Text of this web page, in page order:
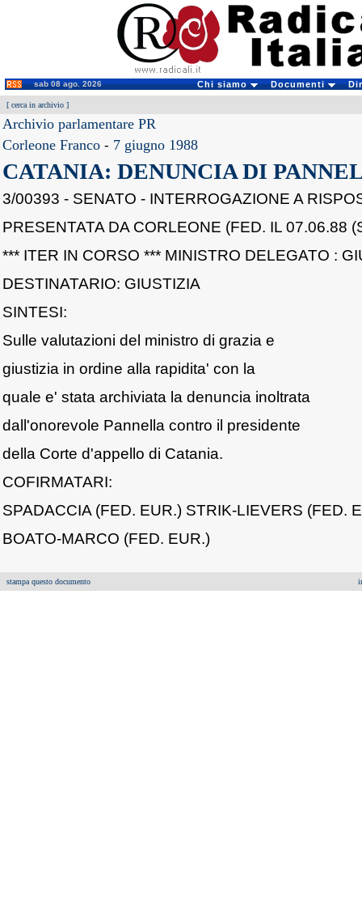
sab 08 ago. 2026 Chi siamo Documenti
[ cerca in archivio ]
Archivio parlamentare PR
Corleone Franco - 7 giugno 1988
CATANIA: DENUNCIA DI
3/00393 - SENATO - INTERROGAZIONE A
PRESENTATA DA CORLEONE (FED. IL 07.06.88
*** ITER IN CORSO *** MINISTRO DELEGATO :
DESTINATARIO: GIUSTIZIA
SINTESI:
Sulle valutazioni del ministro di grazia e
giustizia in ordine alla rapidita' con la
quale e' stata archiviata la denuncia inoltrata
dall'onorevole Pannella contro il presidente
della Corte d'appello di Catania.
COFIRMATARI:
SPADACCIA (FED. EUR.) STRIK-LIEVERS (FED.
BOATO-MARCO (FED. EUR.)
stampa questo documento